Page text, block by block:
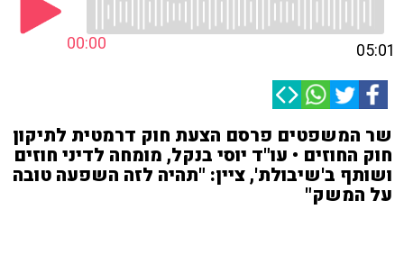
00:00 05:01
שר המשפטים פרסם הצעת חוק דרמטית לתיקון
חוק החוזים • עו"ד יוסי בנקל, מומחה לדיני חוזים
ושותף ב'שיבולת', ציין: "תהיה לזה השפעה טובה
על המשק"